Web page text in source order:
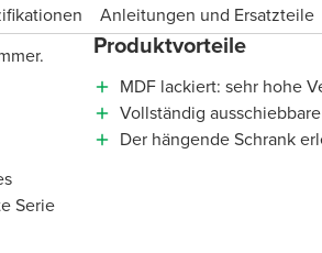
Anleitungen und Ersatzteile
Serie
Produktvorteile
MDF lackiert: sehr hohe
Vollständig
Der hängende Schrank